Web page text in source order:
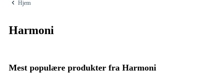
Hjem
Harmoni
Mest populære produkter fra Harmoni